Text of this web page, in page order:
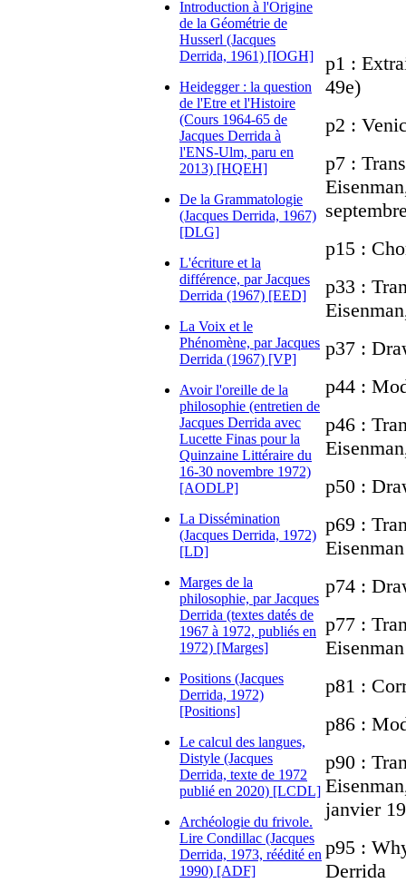
Introduction à l'Origine
de la Géométrie de
Husserl (Jacques
Derrida, 1961) [IOGH]
Heidegger : la question
de l'Etre et l'Histoire
(Cours 1964-65 de
Jacques Derrida à
l'ENS-Ulm, paru en
2013) [HQEH]
De la Grammatologie
(Jacques Derrida, 1967)
[DLG]
L'écriture et la
différence, par Jacques
Derrida (1967) [EED]
La Voix et le
Phénomène, par Jacques
Derrida (1967) [VP]
Avoir l'oreille de la
philosophie (entretien de
Jacques Derrida avec
Lucette Finas pour la
Quinzaine Littéraire du
16-30 novembre 1972)
[AODLP]
La Dissémination
(Jacques Derrida, 1972)
[LD]
Marges de la
philosophie, par Jacques
Derrida (textes datés de
1967 à 1972, publiés en
1972) [Marges]
Positions (Jacques
Derrida, 1972)
[Positions]
Le calcul des langues,
Distyle (Jacques
Derrida, texte de 1972
publié en 2020) [LCDL]
Archéologie du frivole.
Lire Condillac (Jacques
Derrida, 1973, réédité en
1990) [ADF]
p1 :
49e)
p2 :
p7 :
p15 :
p33 :
p37 :
p44 :
p46 :
p50 :
p69 :
p74 :
p77 :
p81 :
p86 :
p90 :
janvier
p95 :
Derrida